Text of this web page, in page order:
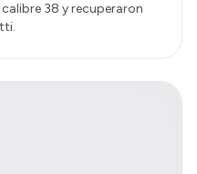
38 y recuperaron